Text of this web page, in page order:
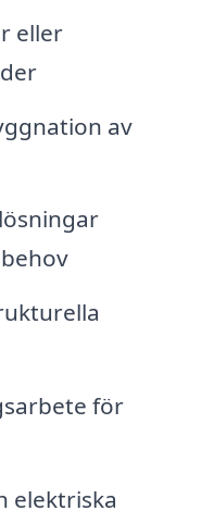
eller
av
för
elektriska